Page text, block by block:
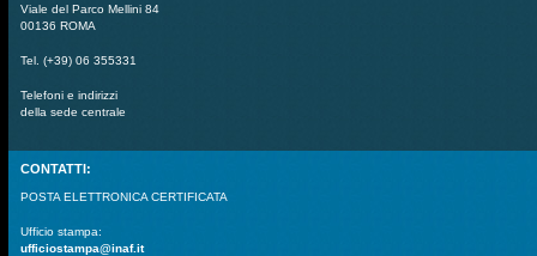
Viale del Parco Mellini 84
00136 ROMA
Tel. (+39) 06 355331
Telefoni e indirizzi
della sede centrale
CONTATTI:
POSTA ELETTRONICA CERTIFICATA
Ufficio stampa:
ufficiostampa@inaf.it